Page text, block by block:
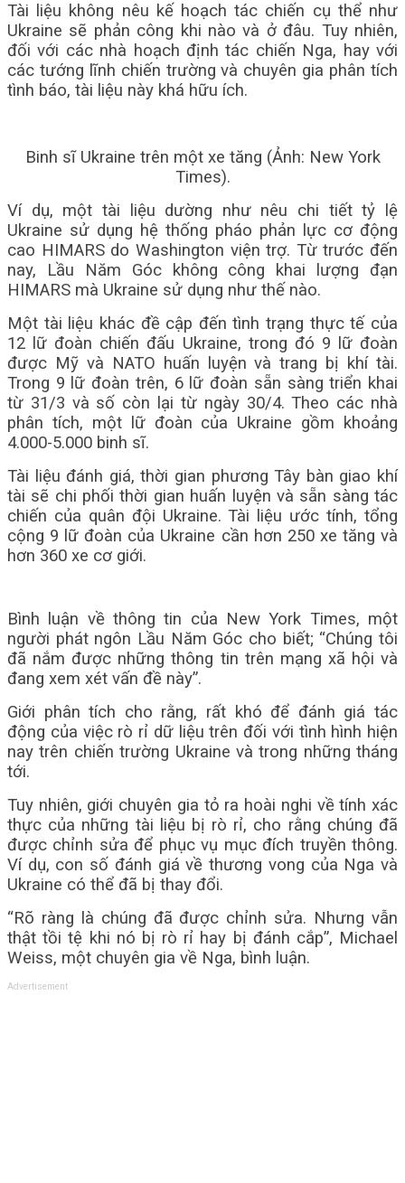
Tài liệu không nêu kế hoạch tác chiến cụ thể như
Ukraine sẽ phản công khi nào và ở đâu. Tuy nhiên,
đối với các nhà hoạch định tác chiến Nga, hay với
các tướng lĩnh chiến trường và chuyên gia phân tích
tình báo, tài liệu này khá hữu ích.
Binh sĩ Ukraine trên một xe tăng (Ảnh: New York
Times).
Ví dụ, một tài liệu dường như nêu chi tiết tỷ lệ
Ukraine sử dụng hệ thống pháo phản lực cơ động
cao HIMARS do Washington viện trợ. Từ trước đến
nay, Lầu Năm Góc không công khai lượng đạn
HIMARS mà Ukraine sử dụng như thế nào.
Một tài liệu khác đề cập đến tình trạng thực tế của
12 lữ đoàn chiến đấu Ukraine, trong đó 9 lữ đoàn
được Mỹ và NATO huấn luyện và trang bị khí tài.
Trong 9 lữ đoàn trên, 6 lữ đoàn sẵn sàng triển khai
từ 31/3 và số còn lại từ ngày 30/4. Theo các nhà
phân tích, một lữ đoàn của Ukraine gồm khoảng
4.000-5.000 binh sĩ.
Tài liệu đánh giá, thời gian phương Tây bàn giao khí
tài sẽ chi phối thời gian huấn luyện và sẵn sàng tác
chiến của quân đội Ukraine. Tài liệu ước tính, tổng
cộng 9 lữ đoàn của Ukraine cần hơn 250 xe tăng và
hơn 360 xe cơ giới.
Bình luận về thông tin của New York Times, một
người phát ngôn Lầu Năm Góc cho biết; “Chúng tôi
đã nắm được những thông tin trên mạng xã hội và
đang xem xét vấn đề này”.
Giới phân tích cho rằng, rất khó để đánh giá tác
động của việc rò rỉ dữ liệu trên đối với tình hình hiện
nay trên chiến trường Ukraine và trong những tháng
tới.
Tuy nhiên, giới chuyên gia tỏ ra hoài nghi về tính xác
thực của những tài liệu bị rò rỉ, cho rằng chúng đã
được chỉnh sửa để phục vụ mục đích truyền thông.
Ví dụ, con số đánh giá về thương vong của Nga và
Ukraine có thể đã bị thay đổi.
“Rõ ràng là chúng đã được chỉnh sửa. Nhưng vẫn
thật tồi tệ khi nó bị rò rỉ hay bị đánh cắp”, Michael
Weiss, một chuyên gia về Nga, bình luận.
Advertisement